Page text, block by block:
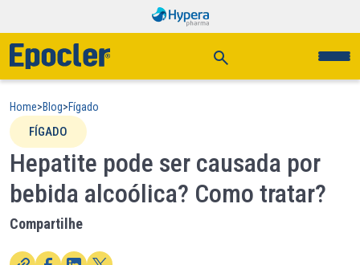
Home>Blog>Fígado
FÍGADO
Hepatite pode ser causada por
bebida alcoólica? Como tratar?
Compartilhe